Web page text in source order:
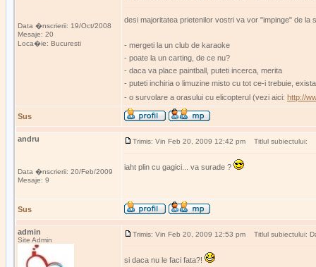
Data �nscrierii: 19/Oct/2008
Mesaje: 20
Loca�ie: Bucuresti
desi majoritatea prietenilor vostri va vor "impinge" de
- mergeti la un club de karaoke
- poate la un carting, de ce nu?
- daca va place paintball, puteti incerca, merita
- puteti inchiria o limuzine misto cu tot ce-i trebuie,
- o survolare a orasului cu elicopterul (vezi aici: http://
Sus
andru
Data �nscrierii: 20/Feb/2009
Mesaje: 9
Trimis: Vin Feb 20, 2009 12:42 pm Titlul subiectului:
iaht plin cu gagici... va surade ?
Sus
admin
Site Admin
Trimis: Vin Feb 20, 2009 12:53 pm Titlul subiectului:
si daca nu le faci fata?!